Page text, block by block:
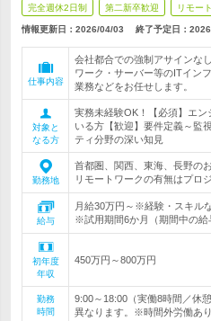
完全週休2日制 第二新卒歓迎 リモー
情報更新日：2026/04/03 終了予定日：
仕事内容
会社都合での強制アサインな
ワーク・サーバー等のITイン
業務などをお任せします。
対象と
なる方
実務未経験OK！【必須】エ
いる方【歓迎】要件定義～監
ティ分野の深い知見
勤務地
首都圏、関西、東海、長野
リモートワークの有無はプロ
給与
月給30万円～※経験・スキル
※試用期間6か月（期間中の給
初年度
年収
450万円～800万円
勤務
時間
9:00～18:00（実働8時間／休
異なります。※時間外労働あ